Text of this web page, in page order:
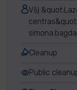
VšĮ
centras&quot;
Cleanup
Public